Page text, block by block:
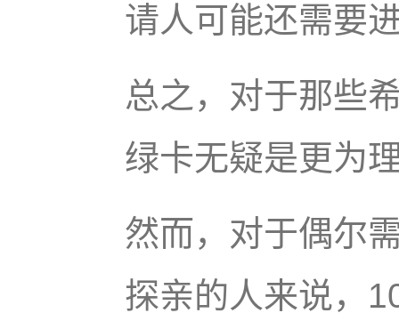
请人可能还需要
总之，对于那些
绿卡无疑是更为
然而，对于偶尔
探亲的人来说，